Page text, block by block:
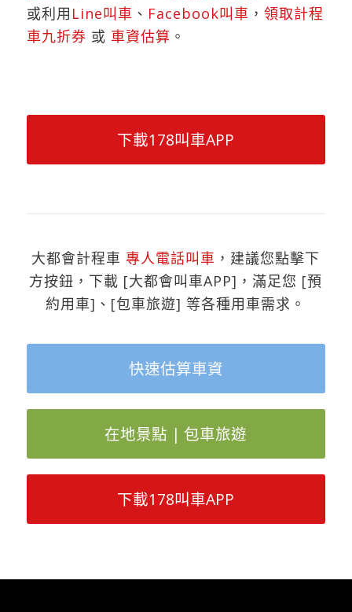
或利用 Line叫車 、 Facebook叫車 ， 領取計程
車九折券 或 車資估算 。
下載178叫車APP
大都會計程車專人電話叫車 ，建議您點擊下
方按鈕，下載 [大都會叫車APP]，滿足您 [預
約用車]、[包車旅遊] 等各種用車需求。
快速估算車資
在地景點 | 包車旅遊
下載178叫車APP